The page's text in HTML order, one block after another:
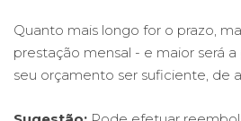
Quanto mais longo for o prazo,
prestação mensal - e maior será
seu orçamento ser suficiente, de